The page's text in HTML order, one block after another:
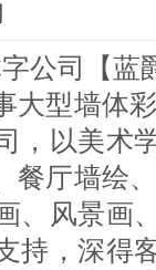
公司【蓝
大型墙体
，以美术
餐厅墙绘
、风景画
持，深得